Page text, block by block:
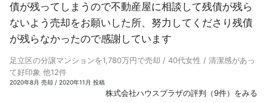
債が残ってしまうので不動産屋に相談して残債が残ら
ないよう売却をお願いした所、努力してくださり残債
が残らなかったので感謝しています
足立区の分譲マンションを1,780万円で売却 / 40代女性 / 清潔感があっ
て好印象 他12件
2020年8月 売却 / 2020年11月 投稿
株式会社ハウスプラザの評判（9件）をみる